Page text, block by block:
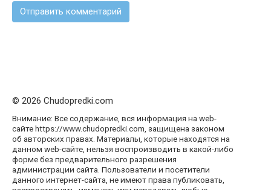
© 2026 Chudopredki.com
Внимание: Все содержание, вся информация на web-
сайте https://www.chudopredki.com, защищена законом
об авторских правах. Материалы, которые находятся на
данном web-сайте, нельзя воспроизводить в какой-либо
форме без предварительного разрешения
администрации сайта. Пользователи и посетители
данного интернет-сайта, не имеют права публиковать,